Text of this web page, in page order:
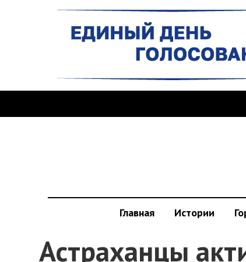
Главная Истории
Астраханцы